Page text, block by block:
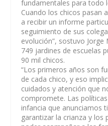
fundamentales para todo
Cuando los chicos pasan
a recibir un informe
seguimiento de sus
evolución”, sostuvo Jorge
749 jardines de escuelas
90 mil chicos.
“Los primeros años son
de cada chico, y eso
cuidados y atención que
compromete. Las
infancia que anunciamos
garantizar la crianza y los